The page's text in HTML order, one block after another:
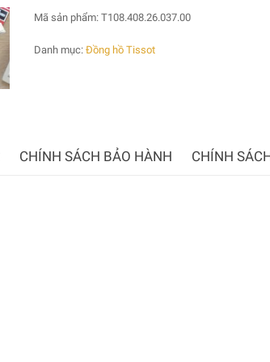
Mã sản phẩm: T108.408.26.037.00
Danh mục: Đồng hồ Tissot
CHÍNH SÁCH BẢO HÀNH CHÍNH